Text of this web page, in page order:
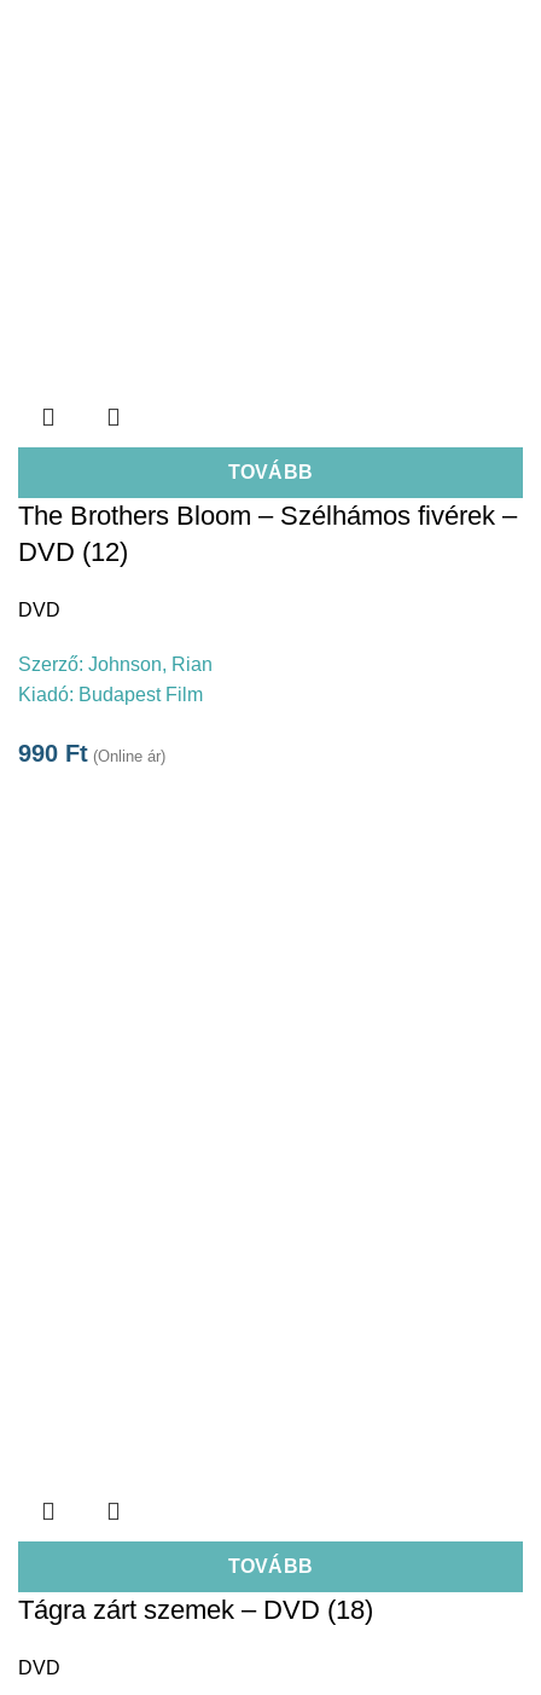
TOVÁBB
The Brothers Bloom – Szélhámos fivérek –
DVD (12)
DVD
Szerző: Johnson, Rian
Kiadó: Budapest Film
990 Ft (Online ár)
TOVÁBB
Tágra zárt szemek – DVD (18)
DVD